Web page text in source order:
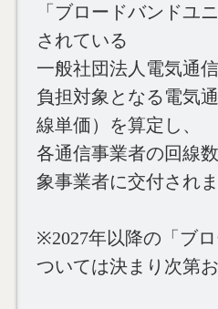
「ブロードバンドユ
されている
一般社団法人電気通
負担対象となる電気
線単価）を算定し、
各通信事業者の回線
象事業者に交付されま
※2027年以降の「ブ
ついては決まり次第